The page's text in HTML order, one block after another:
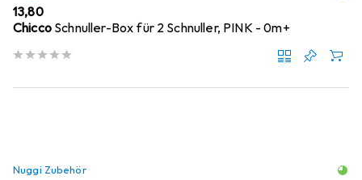
EUR
13,80
Chicco Schnuller-Box für 2 Schnuller, PINK - 0m+
Nuggi Zubehör